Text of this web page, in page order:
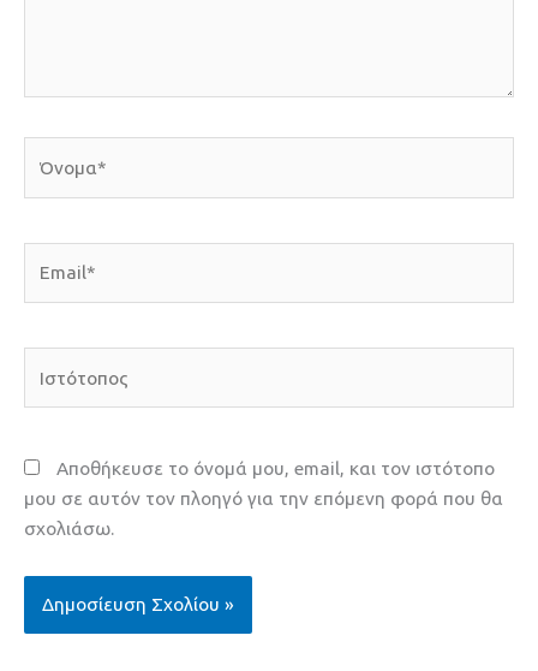
Αποθήκευσε το όνομά μου, email, και τον ιστότοπο
μου σε αυτόν τον πλοηγό για την επόμενη φορά που θα
σχολιάσω.